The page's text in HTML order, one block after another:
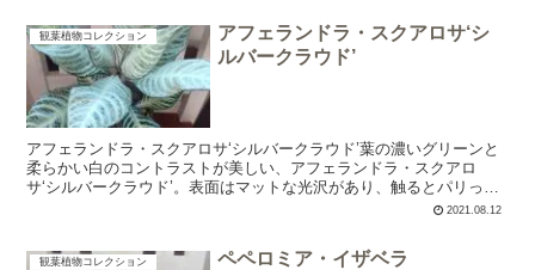
観葉植物コレクション
アフェランドラ・スクアロサ‘シ
ルバークラウド’
アフェランドラ・スクアロサ‘シルバークラウド’葉の濃いグリーンと
柔らかい白のコントラストが美しい、アフェランドラ・スクアロ
サ‘シルバークラウド’。表面はマットな光沢があり、触るとパリっと
している。茎の色は紫がかっていて、葉の色との相性がとて...2021.08.12
観葉植物コレクション ペペロミア・イザベラ